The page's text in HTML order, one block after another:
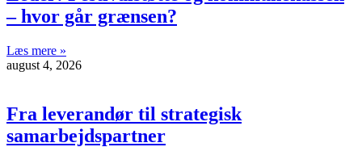
– hvor går grænsen?
Læs mere »
august 4, 2026
Fra leverandør til strategisk
samarbejdspartner